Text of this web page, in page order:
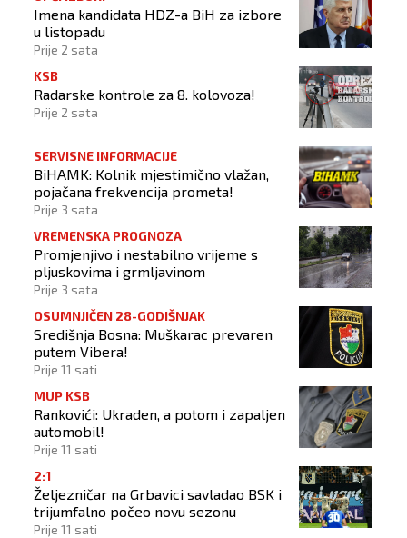
Imena kandidata HDZ-a BiH za izbore
u listopadu
Prije 2 sata
KSB
Radarske kontrole za 8. kolovoza!
Prije 2 sata
SERVISNE INFORMACIJE
BiHAMK: Kolnik mjestimično vlažan,
pojačana frekvencija prometa!
Prije 3 sata
VREMENSKA PROGNOZA
Promjenjivo i nestabilno vrijeme s
pljuskovima i grmljavinom
Prije 3 sata
OSUMNJIČEN 28-GODIŠNJAK
Središnja Bosna: Muškarac prevaren
putem Vibera!
Prije 11 sati
MUP KSB
Rankovići: Ukraden, a potom i zapaljen
automobil!
Prije 11 sati
2:1
Željezničar na Grbavici savladao BSK i
trijumfalno počeo novu sezonu
Prije 11 sati